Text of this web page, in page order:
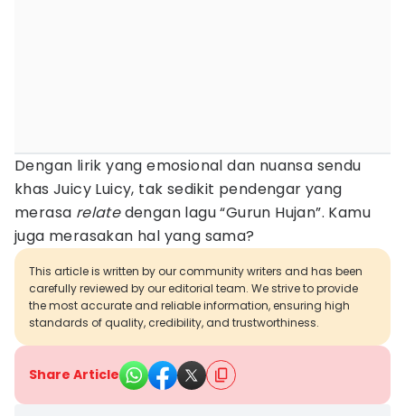
Dengan lirik yang emosional dan nuansa sendu
khas Juicy Luicy, tak sedikit pendengar yang
merasa relatedengan lagu “Gurun Hujan”. Kamu
juga merasakan hal yang sama?
This article is written by our community writers and has been
carefully reviewed by our editorial team. We strive to provide
the most accurate and reliable information, ensuring high
standards of quality, credibility, and trustworthiness.
Share Article